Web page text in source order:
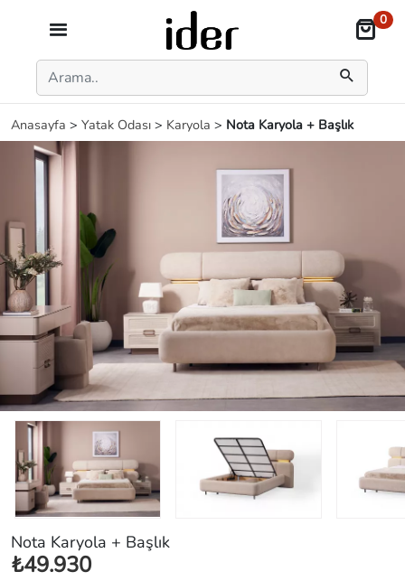
0
Anasayfa > Yatak Odası > Karyola > Nota Karyola + Başlık
Nota Karyola + Başlık
₺49.930